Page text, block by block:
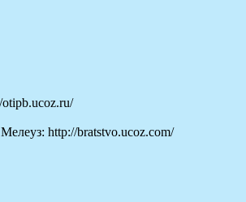
http://bratstvo.ucoz.com/